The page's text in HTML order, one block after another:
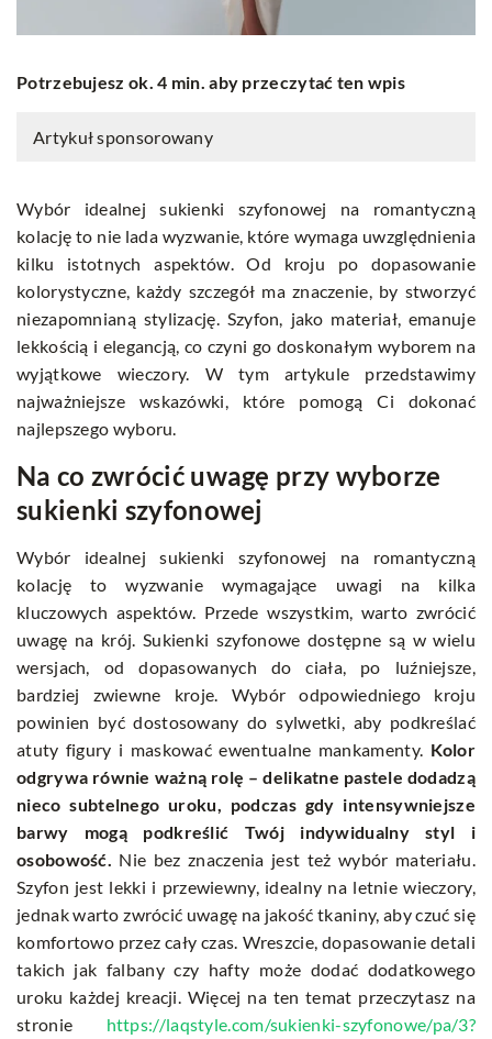
Potrzebujesz ok. 4 min. aby przeczytać ten wpis
Artykuł sponsorowany
Wybór idealnej sukienki szyfonowej na romantyczną
kolację to nie lada wyzwanie, które wymaga uwzględnienia
kilku istotnych aspektów. Od kroju po dopasowanie
kolorystyczne, każdy szczegół ma znaczenie, by stworzyć
niezapomnianą stylizację. Szyfon, jako materiał, emanuje
lekkością i elegancją, co czyni go doskonałym wyborem na
wyjątkowe wieczory. W tym artykule przedstawimy
najważniejsze wskazówki, które pomogą Ci dokonać
najlepszego wyboru.
Na co zwrócić uwagę przy wyborze
sukienki szyfonowej
Wybór idealnej sukienki szyfonowej na romantyczną
kolację to wyzwanie wymagające uwagi na kilka
kluczowych aspektów. Przede wszystkim, warto zwrócić
uwagę na krój. Sukienki szyfonowe dostępne są w wielu
wersjach, od dopasowanych do ciała, po luźniejsze,
bardziej zwiewne kroje. Wybór odpowiedniego kroju
powinien być dostosowany do sylwetki, aby podkreślać
atuty figury i maskować ewentualne mankamenty. Kolor
odgrywa równie ważną rolę – delikatne pastele dodadzą
nieco subtelnego uroku, podczas gdy intensywniejsze
barwy mogą podkreślić Twój indywidualny styl i
osobowość. Nie bez znaczenia jest też wybór materiału.
Szyfon jest lekki i przewiewny, idealny na letnie wieczory,
jednak warto zwrócić uwagę na jakość tkaniny, aby czuć się
komfortowo przez cały czas. Wreszcie, dopasowanie detali
takich jak falbany czy hafty może dodać dodatkowego
uroku każdej kreacji. Więcej na ten temat przeczytasz na
stronie https://laqstyle.com/sukienki-szyfonowe/pa/3?